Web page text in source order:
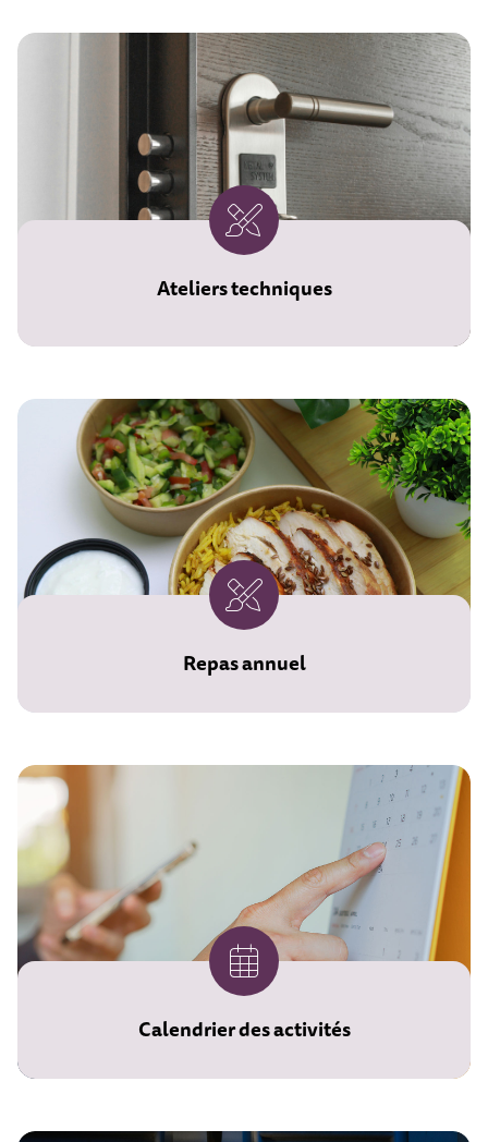
Ateliers techniques
Repas annuel
Calendrier des activités